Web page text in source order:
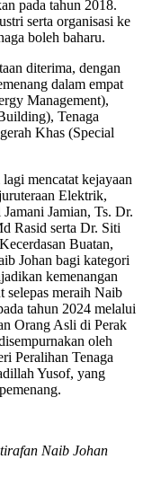
pada tahun 2018.
serta organisasi ke
boleh baharu.
diterima, dengan
dalam empat
Management),
Tenaga
Khas (Special
mencatat kejayaan
Elektrik,
Jamian, Ts. Dr.
Rasid serta Dr. Siti
Buatan,
Johan bagi kategori
kemenangan
selepas meraih Naib
tahun 2024 melalui
Orang Asli di Perak
oleh
Peralihan Tenaga
Yusof, yang
Naib Johan